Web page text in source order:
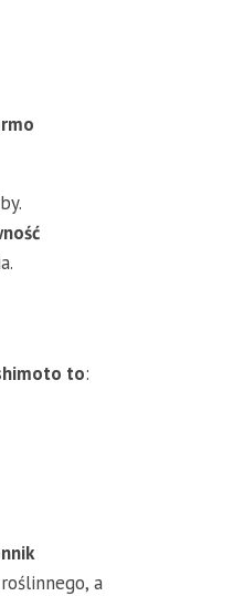
to:
a